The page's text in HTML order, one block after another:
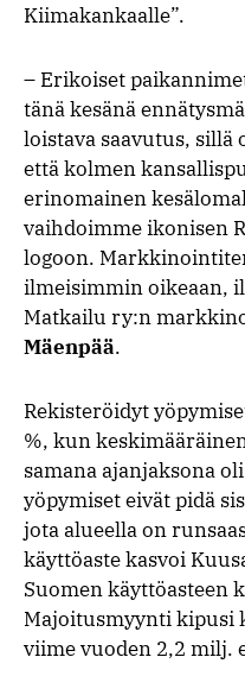
Kiimakankaalle”.
– Erikoiset
tänä kesänä
loistava saavutus, sillä
että kolmen
erinomainen
vaihdoimme ikonisen
logoon.
ilmeisimmin oikeaan,
Matkailu ry:n
Mäenpää.
Rekisteröidyt
%, kun
samana ajanjaksona
yöpymiset eivät pidä
jota alueella on
käyttöaste kasvoi
Suomen käyttöasteen
Majoitusmyynti kipusi
viime vuoden 2,2 milj.